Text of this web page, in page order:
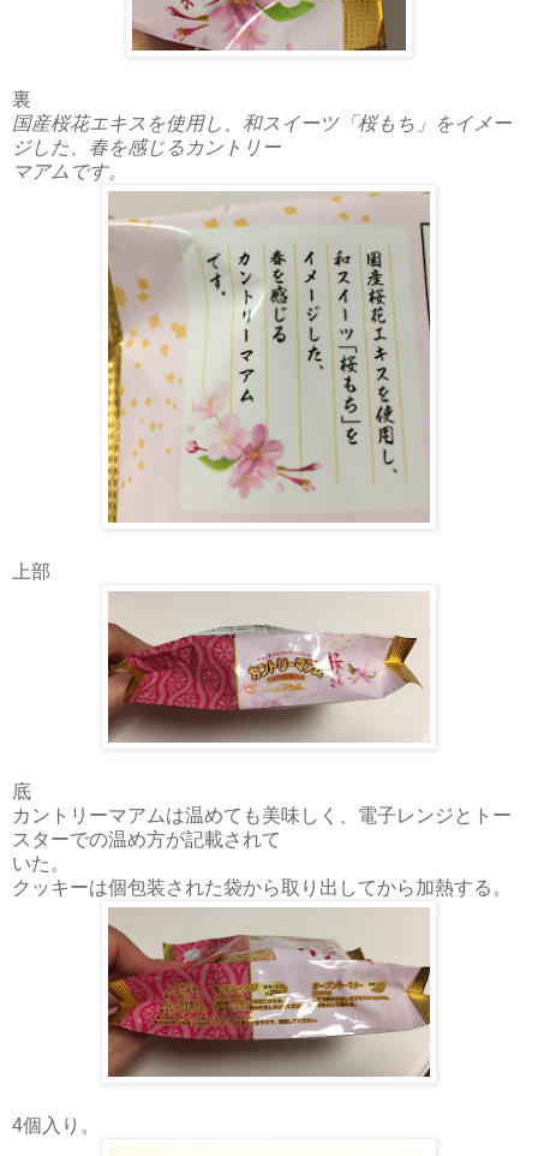
裏
国産桜花エキスを使用し、和スイーツ「桜もち」をイメー
ジした、春を感じるカントリー
マアムです。
上部
底
カントリーマアムは温めても美味しく、電子レンジとトー
スターでの温め方が記載されて
いた。
クッキーは個包装された袋から取り出してから加熱する。
4個入り。